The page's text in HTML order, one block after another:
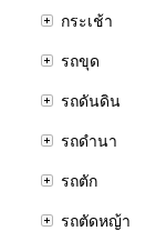
กระเช้า
รถขุด
รถดันดิน
รถดำนา
รถตัก
รถตัดหญ้า